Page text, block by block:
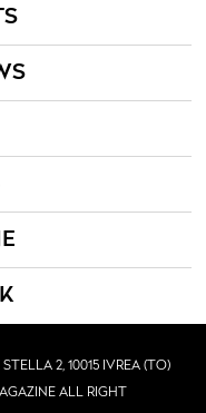
2, 10015 IVREA (TO)
ALL RIGHT